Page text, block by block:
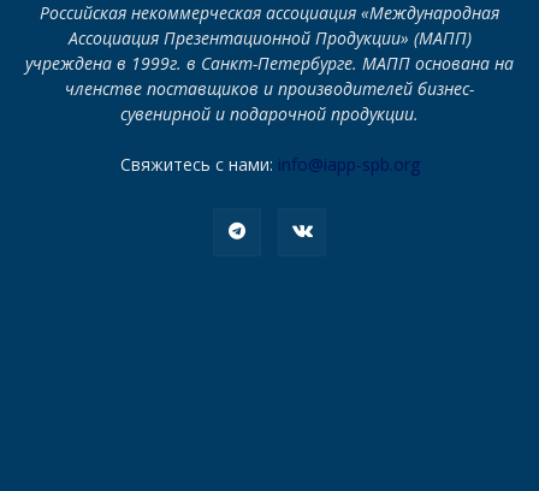
Российская некоммерческая ассоциация «Международная
Ассоциация Презентационной Продукции» (МАПП)
учреждена в 1999г. в Санкт-Петербурге. МАПП основана на
членстве поставщиков и производителей бизнес-
сувенирной и подарочной продукции.
Свяжитесь с нами: info@iapp-spb.org